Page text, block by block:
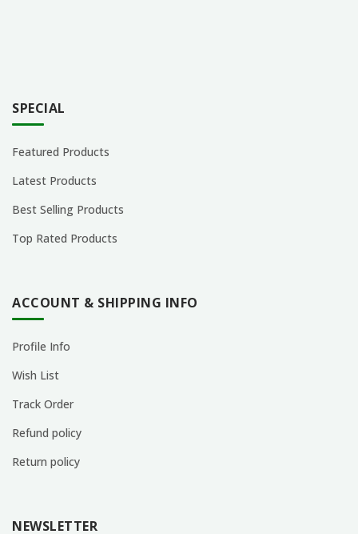
SPECIAL
Featured Products
Latest Products
Best Selling Products
Top Rated Products
ACCOUNT & SHIPPING INFO
Profile Info
Wish List
Track Order
Refund policy
Return policy
NEWSLETTER